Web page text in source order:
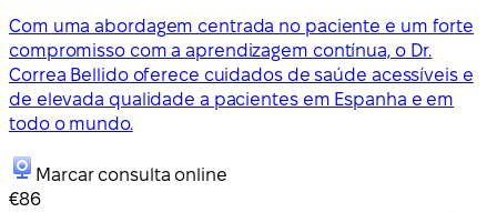
Com uma abordagem centrada no paciente e um forte
compromisso com a aprendizagem contínua, o Dr.
Correa Bellido oferece cuidados de saúde acessíveis e
de elevada qualidade a pacientes em Espanha e em
todo o mundo.
Marcar consulta online
€86